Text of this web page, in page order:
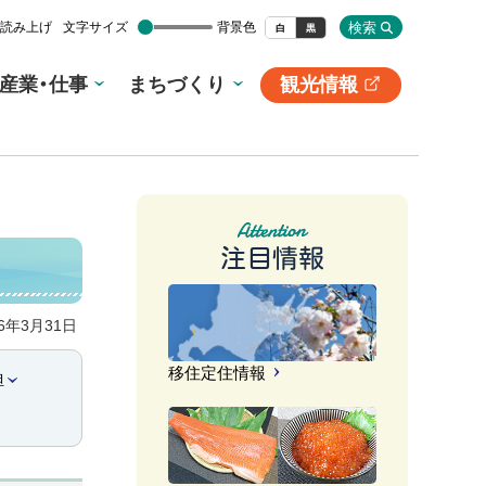
読み上げ 文字サイズ 背景色 白 黒 検索
産業・仕事 まちづくり
観光情報
別
ト
年3月31日
注目情報
移住定住情報